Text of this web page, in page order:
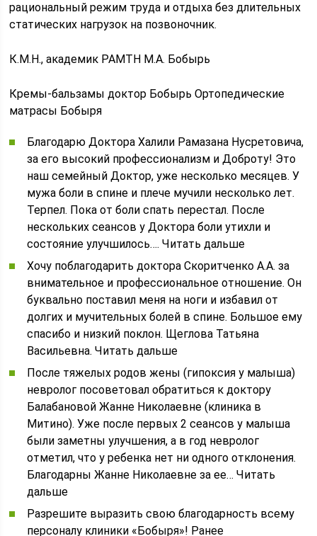
рациональный режим труда и отдыха без длительных
статических нагрузок на позвоночник.
К.М.Н., академик РАМТН М.А. Бобырь
Кремы-бальзамы доктор Бобырь Ортопедические
матрасы Бобыря
Благодарю Доктора Халили Рамазана Нусретовича,
за его высокий профессионализм и Доброту! Это
наш семейный Доктор, уже несколько месяцев. У
мужа боли в спине и плече мучили несколько лет.
Терпел. Пока от боли спать перестал. После
нескольких сеансов у Доктора боли утихли и
состояние улучшилось…. Читать дальше
Хочу поблагодарить доктора Скоритченко А.А. за
внимательное и профессиональное отношение. Он
буквально поставил меня на ноги и избавил от
долгих и мучительных болей в спине. Большое ему
спасибо и низкий поклон. Щеглова Татьяна
Васильевна. Читать дальше
После тяжелых родов жены (гипоксия у малыша)
невролог посоветовал обратиться к доктору
Балабановой Жанне Николаевне (клиника в
Митино). Уже после первых 2 сеансов у малыша
были заметны улучшения, а в год невролог
отметил, что у ребенка нет ни одного отклонения.
Благодарны Жанне Николаевне за ее… Читать
дальше
Разрешите выразить свою благодарность всему
персоналу клиники «Бобыря»! Ранее